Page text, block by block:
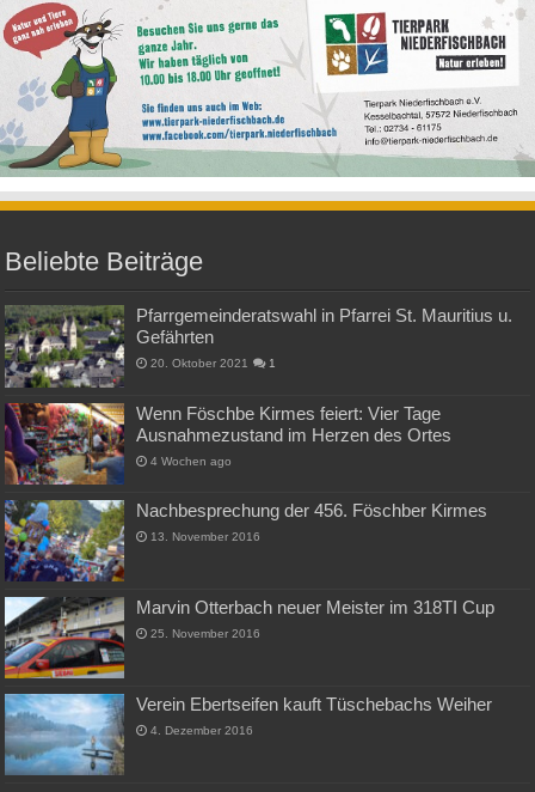
Beliebte Beiträge
Pfarrgemeinderatswahl in Pfarrei St. Mauritius u.
Gefährten
20. Oktober 2021 1
Wenn Föschbe Kirmes feiert: Vier Tage
Ausnahmezustand im Herzen des Ortes
4 Wochen ago
Nachbesprechung der 456. Föschber Kirmes
13. November 2016
Marvin Otterbach neuer Meister im 318TI Cup
25. November 2016
Verein Ebertseifen kauft Tüschebachs Weiher
4. Dezember 2016